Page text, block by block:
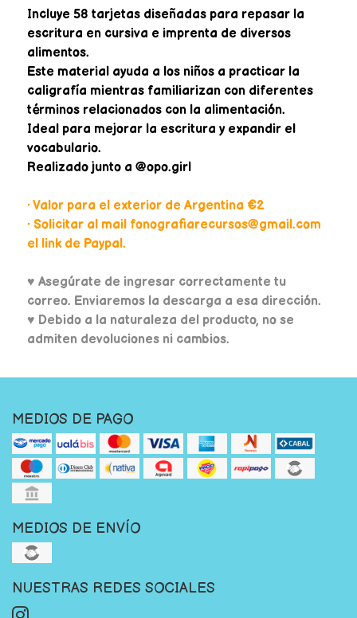
Incluye 58 tarjetas diseñadas para repasar la
escritura en cursiva e imprenta de diversos
alimentos.
Este material ayuda a los niños a practicar la
caligrafía mientras familiarizan con diferentes
términos relacionados con la alimentación.
Ideal para mejorar la escritura y expandir el
vocabulario.
Realizado junto a @opo.girl
• Valor para el exterior de Argentina €2
• Solicitar al mail fonografiarecursos@gmail.com
el link de Paypal.
♥ Asegúrate de ingresar correctamente tu
correo. Enviaremos la descarga a esa dirección.
♥ Debido a la naturaleza del producto, no se
admiten devoluciones ni cambios.
MEDIOS DE PAGO
MEDIOS DE ENVÍO
NUESTRAS REDES SOCIALES